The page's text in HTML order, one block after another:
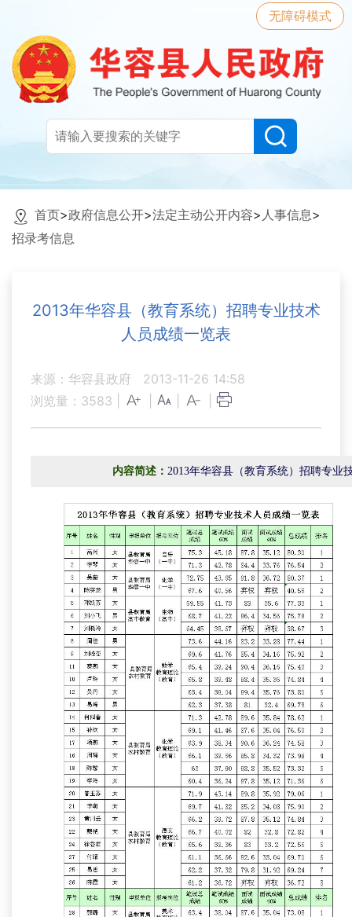
无障碍模式
首页>政府信息公开>法定主动公开内容> 人事信息>
招录考信息
2013年华容县（教育系统）招聘专业技术
人员成绩一览表
来源：华容县政府
2013-11-26 14:58
浏览量： 3583
内容简述： 2013年华容县（教育系统）招聘专业